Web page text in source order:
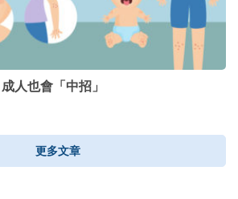
人也會「中招」
更多文章